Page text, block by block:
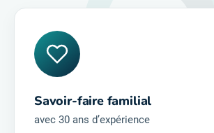
Pourquoi choisir